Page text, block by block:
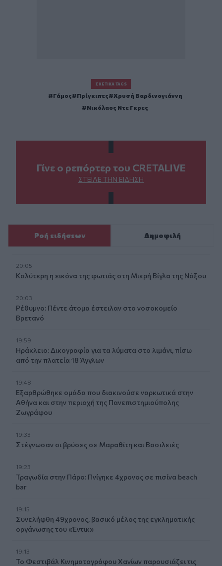
ΣΧΕΤΙΚΆ TAGS
Γάμος Πρίγκιπες
Χρυσή Βαρδινογιάννη
Νικόλαος Ντε Γκρες
Γίνε ο ρεπόρτερ του CRETALIVE
ΣΤΕΊΛΕ ΤΗΝ ΕΊΔΗΣΗ
Ροή ειδήσεων Δημοφιλή
20:05
Καλύτερη η εικόνα της φωτιάς στη Μικρή Βίγλα της Νάξου
20:03
Ρέθυμνο: Πέντε άτομα έστειλαν στο νοσοκομείο
Βρετανό
19:59
Ηράκλειο: Δικογραφία για τα λύματα στο λιμάνι, πίσω
από την πλατεία 18 Άγγλων
19:48
Εξαρθρώθηκε ομάδα που διακινούσε ναρκωτικά στην
Αθήνα και στην περιοχή της Πανεπιστημιούπολης
Ζωγράφου
19:33
Στέγνωσαν οι βρύσες σε Μαραθίτη και Βασιλειές
19:23
Τραγωδία στην Πάρο: Πνίγηκε 4χρονος σε πισίνα beach
bar
19:15
Συνελήφθη 49χρονος, βασικό μέλος της εγκληματικής
οργάνωσης του «Έντικ»
19:13
Το Φεστιβάλ Κινηματογράφου Χανίων παρουσιάζει τις